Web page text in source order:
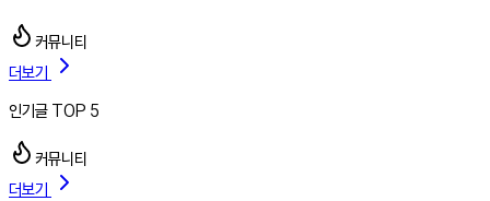
커뮤니티
더보기
인기글 TOP 5
커뮤니티
더보기